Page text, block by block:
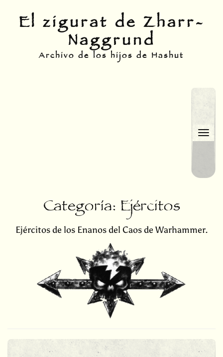
El zigurat de Zharr-
Naggrund
Archivo de los hijos de Hashut
Categoría: Ejércitos
Ejércitos de los Enanos del Caos de Warhammer.